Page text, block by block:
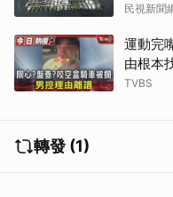
民視新聞
運動完
由根本
TVBS
轉發 (1)